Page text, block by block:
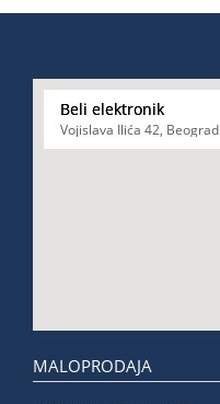
Beli elektronik
Vojislava Ilića 42, Beograd
MALOPRODAJA